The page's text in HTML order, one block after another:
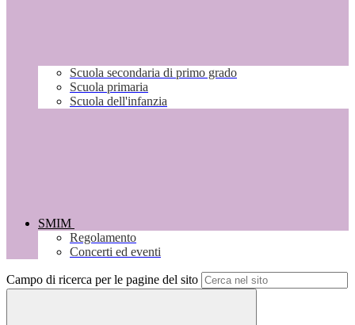
Scuola secondaria di primo grado
Scuola primaria
Scuola dell'infanzia
SMIM
Regolamento
Concerti ed eventi
Campo di ricerca per le pagine del sito